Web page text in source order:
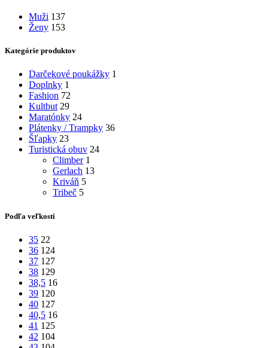
Muži 137
Ženy 153
Kategórie produktov
Darčekové poukážky 1
Doplnky 1
Fashion 72
Kultbut 29
Maratónky 24
Plátenky / Trampky 36
Šľapky 23
Turistická obuv 24
Climber 1
Gerlach 13
Kriváň 5
Tribeč 5
Podľa veľkosti
35 22
36 124
37 127
38 129
38,5 16
39 120
40 127
40,5 16
41 125
42 104